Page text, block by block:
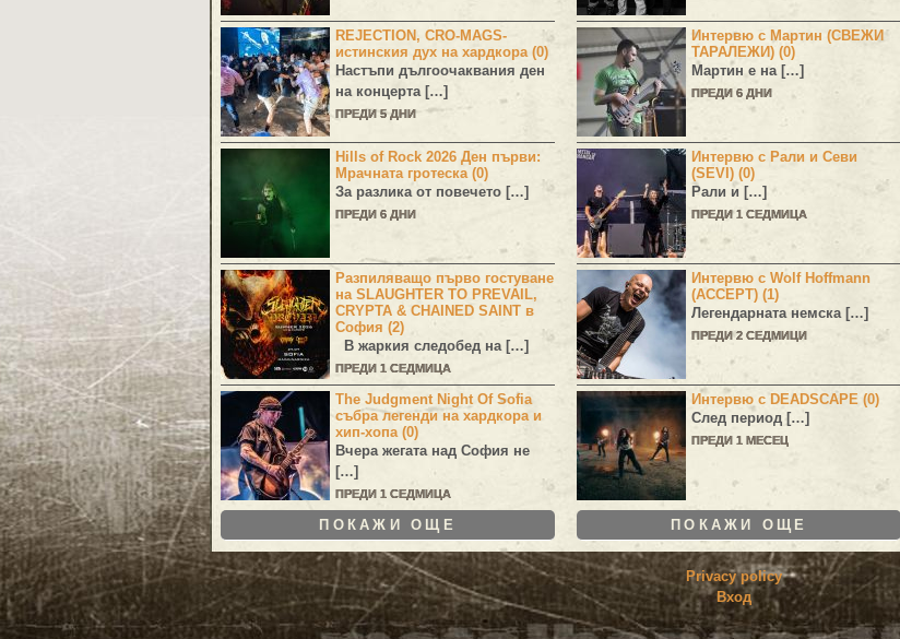
REJECTION, CRO-MAGS-
истинския дух на хардкора (0)
Настъпи дългоочаквания ден
на концерта […]
ПРЕДИ 5 ДНИ
Hills of Rock 2026 Ден първи:
Мрачната гротеска (0)
За разлика от повечето […]
ПРЕДИ 6 ДНИ
Разпиляващо първо гостуване
на SLAUGHTER TO PREVAIL,
CRYPTA & CHAINED SAINT в
София (2)
В жаркия следобед на […]
ПРЕДИ 1 СЕДМИЦА
The Judgment Night Of Sofia
събра легенди на хардкора и
хип-хопа (0)
Вчера жегата над София не
[…]
ПРЕДИ 1 СЕДМИЦА
ПОКАЖИ ОЩЕ
Интервю с Мартин (СВЕЖИ
ТАРАЛЕЖИ) (0)
Мартин е на […]
ПРЕДИ 6 ДНИ
Интервю с Рали и Севи
(SEVI) (0)
Рали и […]
ПРЕДИ 1 СЕДМИЦА
Интервю с Wolf Hoffmann
(ACCEPT) (1)
Легендарната немска […]
ПРЕДИ 2 СЕДМИЦИ
Интервю с DEADSCAPE (0)
След период […]
ПРЕДИ 1 МЕСЕЦ
ПОКАЖИ ОЩЕ
Privacy policy
Вход